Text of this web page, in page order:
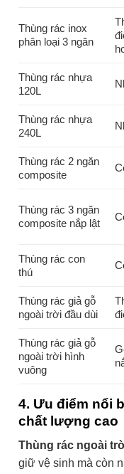
Thùng rác inox
phân loại 3 ngăn
Thùng rác nhựa
120L
Thùng rác nhựa
240L
Thùng rác 2 ngăn
composite
Thùng rác 3 ngăn
composite nắp lật
Thùng rác con
thú
Thùng rác giả gỗ
ngoài trời đầu dùi
Thùng rác giả gỗ
ngoài trời hình
vuông
4. Ưu điểm nổi
chất lượng cao
Thùng rác ngoài
giữ vệ sinh mà còn